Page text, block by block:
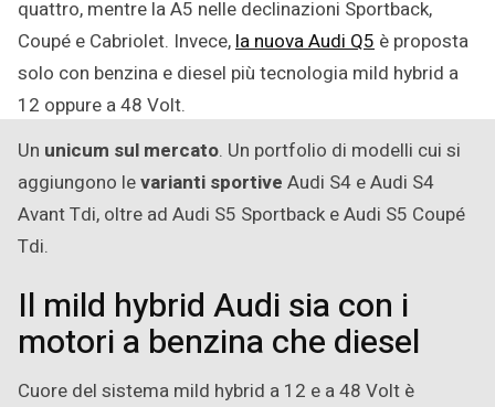
quattro, mentre la A5 nelle declinazioni Sportback,
Coupé e Cabriolet. Invece, la nuova Audi Q5 è proposta
solo con benzina e diesel più tecnologia mild hybrid a
12 oppure a 48 Volt.
Un unicum sul mercato. Un portfolio di modelli cui si
aggiungono levarianti sportive Audi S4 e Audi S4
Avant Tdi, oltre ad Audi S5 Sportback e Audi S5 Coupé
Tdi.
Il mild hybrid Audi sia con i
motori a benzina che diesel
Cuore del sistema mild hybrid a 12 e a 48 Volt è